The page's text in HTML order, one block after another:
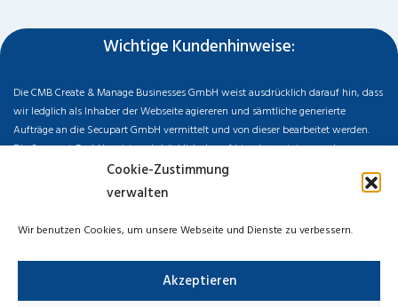
Cookie-Zustimmung
verwalten
Wir benutzen Cookies, um unsere Webseite und Dienste zu verbessern.
Akzeptieren
Wichtige Kundenhinweise:
Die CMB Create & Manage Businesses GmbH weist ausdrücklich darauf hin, dass
wir ledglich als Inhaber der Webseite agiereren und sämtliche generierte
Aufträge an die Secupart GmbH vermittelt und von dieser bearbeitet werden.
Die Secupart GmbH weist nachdrücklich darauf hin, dass wir in manchen
Ortschaften keine Zweigstelle haben, sondern die gewünschten Services als
mobiler Dienstleister zu unserem fairen Ortstarif bieten. Neben eigenen
zusammen, an die wir den Auftrag dann weiter vermitteln. Im Falle eines
der Fremdfirmen haften. Haftungsansprüche sind direkt gegenüber der
Kooperationsfirma vor Ort zu stellen und nicht an uns zu richten. Entnehmen Sie
die Daten und die Preise des Partners bitte dem Auftragsformular, welches Sie